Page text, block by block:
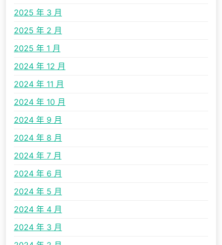
2025 年 3 月
2025 年 2 月
2025 年 1 月
2024 年 12 月
2024 年 11 月
2024 年 10 月
2024 年 9 月
2024 年 8 月
2024 年 7 月
2024 年 6 月
2024 年 5 月
2024 年 4 月
2024 年 3 月